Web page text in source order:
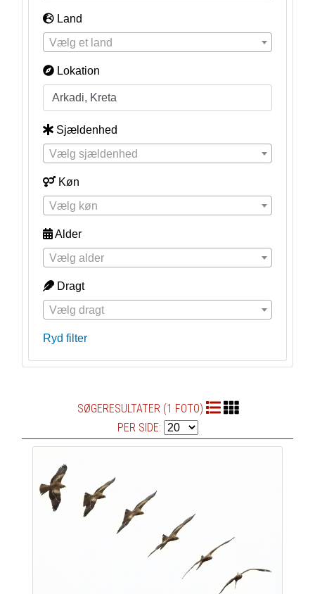
Land
Vælg et land
Lokation
Sjældenhed
Vælg sjældenhed
Køn
Vælg køn
Alder
Vælg alder
Dragt
Vælg dragt
Ryd filter
SØGERESULTATER (1 FOTO)
PER SIDE: